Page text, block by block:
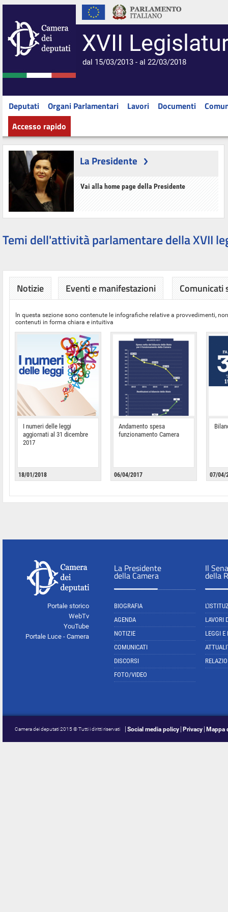
XVII
dal 15/03/2013 - al 22/03/2018
Deputati Organi Parlamentari Lavori Documenti
Accesso rapido
La Presidente
Vai alla home page della Presidente
Temi dell'attività parlamentare della XVII
Notizie Eventi e manifestazioni Comunicati
In questa sezione sono contenute le infografiche relative a provvedimenti,
contenuti in forma chiara e intuitiva
I numeri delle leggi
aggiornati al 31 dicembre
2017
18/01/2018
Andamento spesa
funzionamento Camera
06/04/2017 07/04/
Portale storico
WebTv
YouTube
Portale Luce - Camera
La Presidente
della Camera
BIOGRAFIA
AGENDA
NOTIZIE
COMUNICATI
DISCORSI
FOTO/VIDEO
Il
della
LAVORI
LEGGI E
Camera dei deputati 2015 © Tutti i diritti riservati Social media policy Privacy Mappa